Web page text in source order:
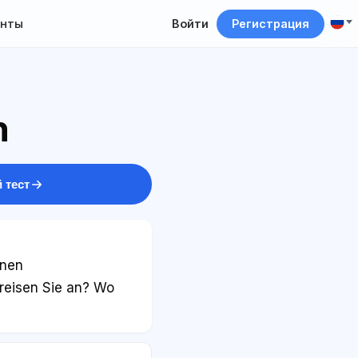
Войти Регистрация
Sie an? Wo